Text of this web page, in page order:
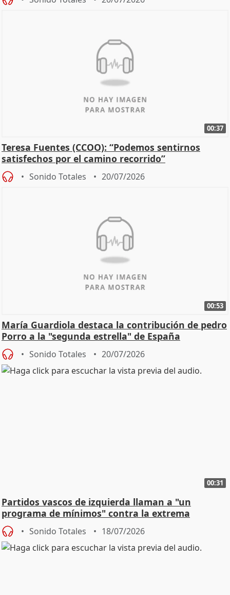
00:37
Teresa Fuentes (CCOO): “Podemos sentirnos
satisfechos por el camino recorrido”
Sonido Totales 20/07/2026
00:53
María Guardiola destaca la contribución de pedro
Porro a la "segunda estrella" de España
Sonido Totales 20/07/2026
00:31
Partidos vascos de izquierda llaman a "un
programa de mínimos" contra la extrema
derecha
Sonido Totales 18/07/2026